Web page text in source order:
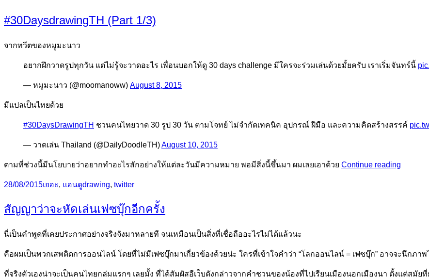
#30DaysdrawingTH (Part 1/3)
จากทวีตของหมูมะนาว
อยากฝึกวาดรูปทุกวัน แต่ไม่รู้จะวาดอะไร เพื่อนบอกให้ดู 30 days challenge มีใครจะร่วมเล่นด้วยมั้ยครับ เราเริ่มจันทร์นี้
— หมูมะนาว (@moomanoww) August 8, 2015
มีแปลเป็นไทยด้วย
#30DaysDrawingTH ชวนคนไทยวาด 30 รูป 30 วัน ตามโจทย์ ไม่จำกัดเทคนิค อุปกรณ์ ฝีมือ และความคิดสร้างสรรค์
— วาดเล่น Thailand (@DailyDoodleTH)August 10, 2015
ตามที่ช่วงนี้มีนโยบายว่าอยากทำอะไรสักอย่างให้แต่ละวันมีความหมาย พอมีสิ่งนี้ขึ้นมา ผมเลยเอาด้วย Continue reading
Posted
28/08/2015Categories
เยอะ, แอนดูTags
drawing, twitter
สัญญาว่าจะหัดเล่นเฟซบุ๊กอีกครั้ง
นี่เป็นคำพูดที่เคยประกาศอย่างจริงจังมาหลายที จนเหมือนเป็นสิ่งที่เชื่อถืออะไรไม่ได้แล้วนะ
คือผมเป็นพวกเสพติดการออนไลน์ โดยที่ไม่มีเฟซบุ๊กมาเกี่ยวข้องด้วยน่ะ ใครที่เข้าใจคำว่า “โลกออนไลน์ = เฟซบุ๊ก” อาจจะนึกภา
ที่จริงตัวเองน่าจะเป็นคนไทยกลุ่มแรกๆ เลยมั้ง ที่ได้สัมผัสอีเว็บดังกล่าวจากคำชวนของน้องที่ไปเรียนเมืองนอกเมืองนา ตั้งแต่สมั